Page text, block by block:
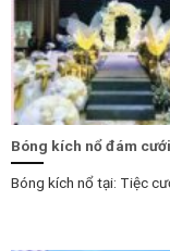
Bóng kích nổ đám
Bóng kích nổ tại: Tiệc